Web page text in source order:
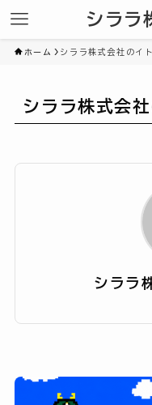
シララ
ホーム シララ株式会社のイ
シララ株式会
シララ